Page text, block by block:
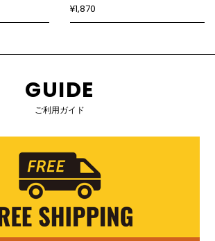
¥1,870
GUIDE
ご利用ガイド